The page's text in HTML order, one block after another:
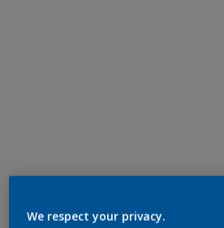
We respect your privacy.